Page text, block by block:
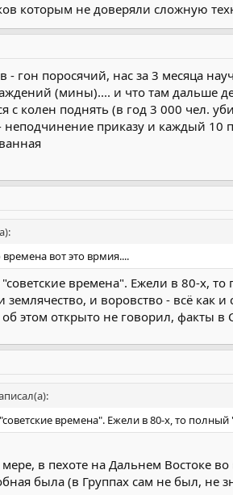
которым не доверяли сложную
- гон поросячий, нас за 3 месяца
(мины).... и что там дальше
с колен поднять (в год 3 000 чел.
приказу и каждый 10
времена вот это врмия....
"советские времена". Ежели в 80-х,
и воровство - всё как и
об этом открыто не говорил, факты
времена". Ежели в 80-х, то
в пехоте на Дальнем Востоке
была (в Группах сам не был, не